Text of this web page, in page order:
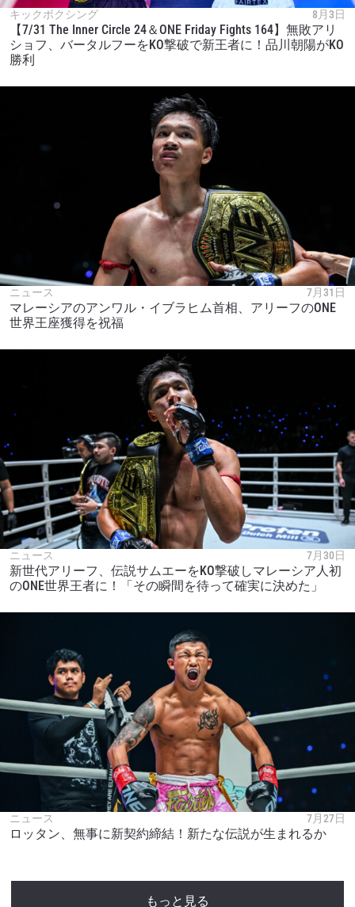
キックボクシング 8月3日
【7/31 The Inner Circle 24＆ONE Friday Fights 164】無敗アリ
ショフ、バータルフーをKO撃破で新王者に！品川朝陽がKO
勝利
ニュース 7月31日
マレーシアのアンワル・イブラヒム首相、アリーフのONE
世界王座獲得を祝福
ニュース 7月30日
新世代アリーフ、伝説サムエーをKO撃破しマレーシア人初
のONE世界王者に！「その瞬間を待って確実に決めた」
ニュース 7月27日
ロッタン、無事に新契約締結！新たな伝説が生まれるか
もっと見る